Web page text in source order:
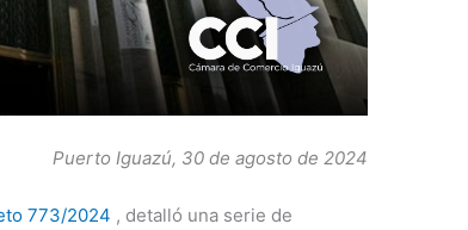
Puerto Iguazú, 30 de agosto de 2024
773/2024 , detalló una serie de